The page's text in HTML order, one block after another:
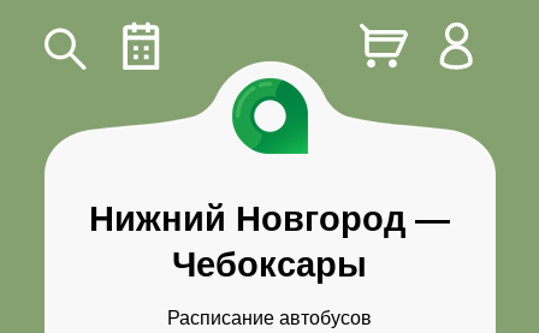
Нижний Новгород —
Чебоксары
Расписание автобусов